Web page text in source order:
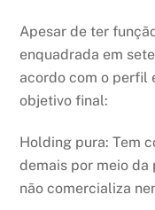
Apesar de ter
enquadrada em
acordo com o perfil
objetivo final:
Holding pura: Tem
demais por meio
não comercializa